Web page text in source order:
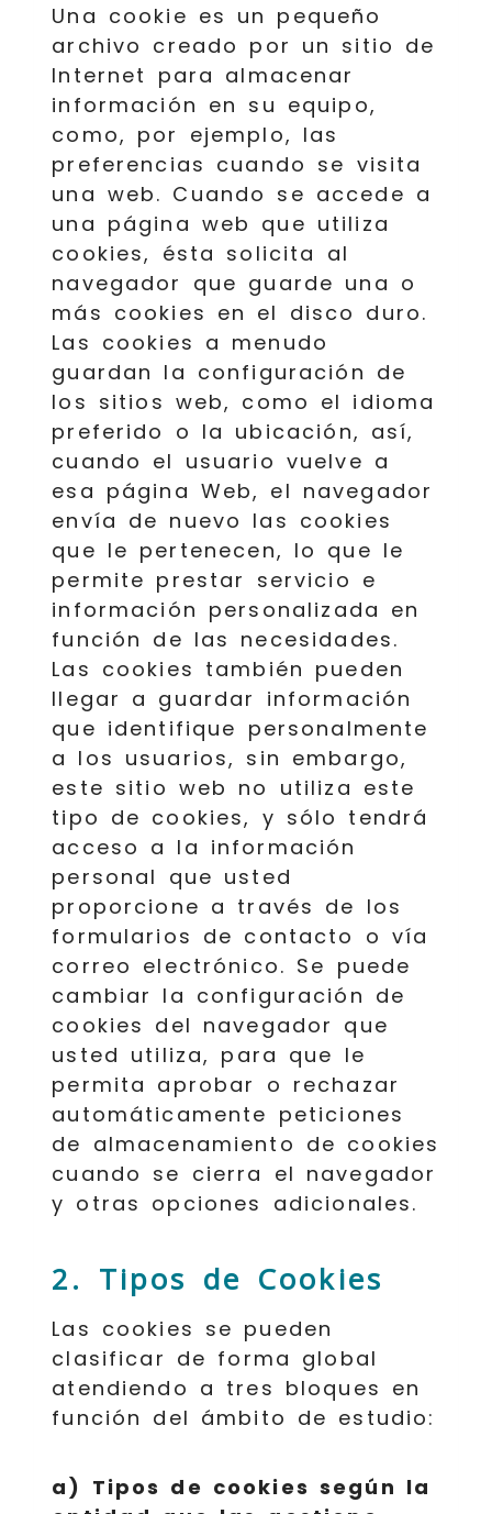
Una cookie es un pequeño
archivo creado por un sitio de
Internet para almacenar
información en su equipo,
como, por ejemplo, las
preferencias cuando se visita
una web. Cuando se accede a
una página web que utiliza
cookies, ésta solicita al
navegador que guarde una o
más cookies en el disco duro.
Las cookies a menudo
guardan la configuración de
los sitios web, como el idioma
preferido o la ubicación, así,
cuando el usuario vuelve a
esa página Web, el navegador
envía de nuevo las cookies
que le pertenecen, lo que le
permite prestar servicio e
información personalizada en
función de las necesidades.
Las cookies también pueden
llegar a guardar información
que identifique personalmente
a los usuarios, sin embargo,
este sitio web no utiliza este
tipo de cookies, y sólo tendrá
acceso a la información
personal que usted
proporcione a través de los
formularios de contacto o vía
correo electrónico. Se puede
cambiar la configuración de
cookies del navegador que
usted utiliza, para que le
permita aprobar o rechazar
automáticamente peticiones
de almacenamiento de cookies
cuando se cierra el navegador
y otras opciones adicionales.
2. Tipos de Cookies
Las cookies se pueden
clasificar de forma global
atendiendo a tres bloques en
función del ámbito de estudio:
a) Tipos de cookies según la